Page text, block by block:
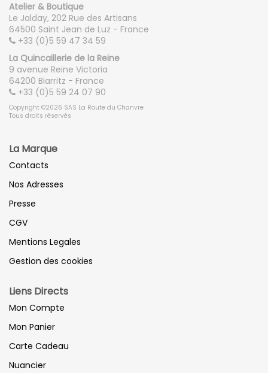
Atelier & Boutique
Le Jalday, 202 Rue des Artisans
64500 Saint Jean de Luz - France
+33 (0)5 59 47 34 59
La Quincaillerie de la Reine
9 avenue Reine Victoria
64200 Biarritz - France
+33 (0)5 59 24 07 90
Copyright ©2026 SAS La Route du Chanvre
Tous droits réservés
La Marque
Contacts
Nos Adresses
Presse
CGV
Mentions Legales
Gestion des cookies
Liens Directs
Mon Compte
Mon Panier
Carte Cadeau
Nuancier